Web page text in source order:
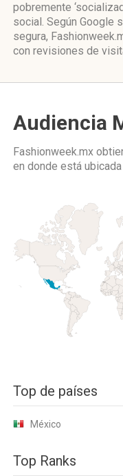
pobremente
social. Según Google
segura,
con revisiones de
Audiencia
Fashionweek.mx
en donde está
Top de países
México
Top Ranks